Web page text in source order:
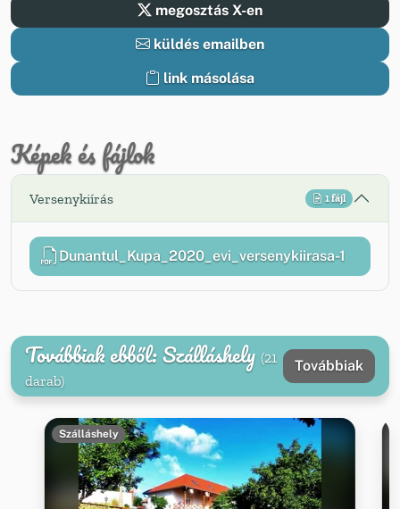
megosztás X-en
küldés emailben
link másolása
Képek és fájlok
Versenykiírás 1 fájl
Dunantul_Kupa_2020_evi_versenykiirasa-1
Továbbiak ebből: Szálláshely (21
darab)
Továbbiak
Szálláshely